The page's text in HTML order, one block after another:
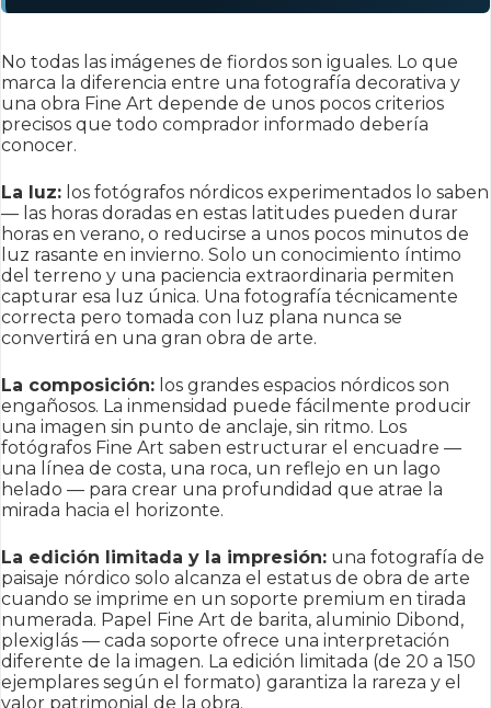
No todas las imágenes de fiordos son iguales. Lo que
marca la diferencia entre una fotografía decorativa y
una obra Fine Art depende de unos pocos criterios
precisos que todo comprador informado debería
conocer.
La luz: los fotógrafos nórdicos experimentados lo saben
— las horas doradas en estas latitudes pueden durar
horas en verano, o reducirse a unos pocos minutos de
luz rasante en invierno. Solo un conocimiento íntimo
del terreno y una paciencia extraordinaria permiten
capturar esa luz única. Una fotografía técnicamente
correcta pero tomada con luz plana nunca se
convertirá en una gran obra de arte.
La composición: los grandes espacios nórdicos son
engañosos. La inmensidad puede fácilmente producir
una imagen sin punto de anclaje, sin ritmo. Los
fotógrafos Fine Art saben estructurar el encuadre —
una línea de costa, una roca, un reflejo en un lago
helado — para crear una profundidad que atrae la
mirada hacia el horizonte.
La edición limitada y la impresión: una fotografía de
paisaje nórdico solo alcanza el estatus de obra de arte
cuando se imprime en un soporte premium en tirada
numerada. Papel Fine Art de barita, aluminio Dibond,
plexiglás — cada soporte ofrece una interpretación
diferente de la imagen. La edición limitada (de 20 a 150
ejemplares según el formato) garantiza la rareza y el
valor patrimonial de la obra.